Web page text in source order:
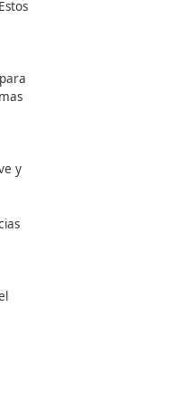
en español.
calidad en línea. Estos
aprendizaje